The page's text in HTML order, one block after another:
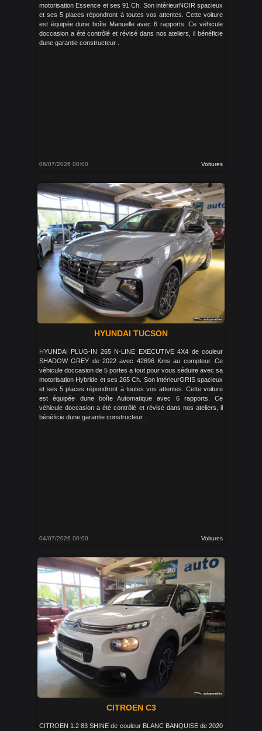
motorisation Essence et ses 91 Ch. Son intérieurNOIR spacieux
et ses 5 places répondront à toutes vos attentes. Cette voiture
est équipée dune boîte Manuelle avec 6 rapports. Ce véhicule
doccasion a été contrôlé et révisé dans nos ateliers, il bénéficie
dune garantie constructeur .
06/07/2026 00:00 Voitures
HYUNDAI TUCSON
HYUNDAI PLUG-IN 265 N-LINE EXECUTIVE 4X4 de couleur
SHADOW GREY de 2022 avec 42696 Kms au compteur. Ce
véhicule doccasion de 5 portes a tout pour vous séduire avec sa
motorisation Hybride et ses 265 Ch. Son intérieurGRIS spacieux
et ses 5 places répondront à toutes vos attentes. Cette voiture
est équipée dune boîte Automatique avec 6 rapports. Ce
véhicule doccasion a été contrôlé et révisé dans nos ateliers, il
bénéficie dune garantie constructeur .
04/07/2026 00:00 Voitures
CITROEN C3
CITROEN 1.2 83 SHINE de couleur BLANC BANQUISE de 2020